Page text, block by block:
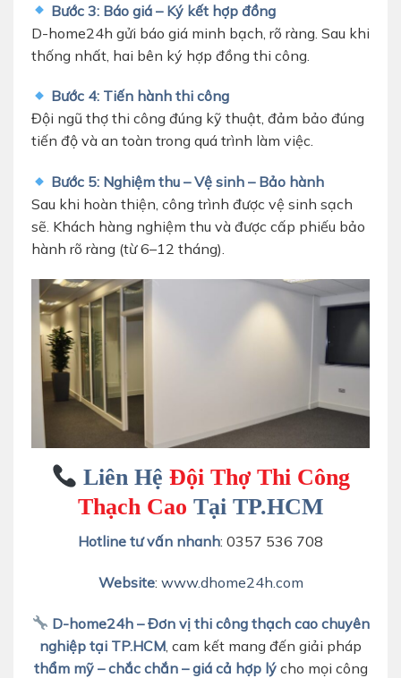
Bước 3: Báo giá – Ký kết hợp đồng
D-home24h gửi báo giá minh bạch, rõ ràng. Sau khi
thống nhất, hai bên ký hợp đồng thi công.
Bước 4: Tiến hành thi công
Đội ngũ thợ thi công đúng kỹ thuật, đảm bảo đúng
tiến độ và an toàn trong quá trình làm việc.
Bước 5: Nghiệm thu – Vệ sinh – Bảo hành
Sau khi hoàn thiện, công trình được vệ sinh sạch
sẽ. Khách hàng nghiệm thu và được cấp phiếu bảo
hành rõ ràng (từ 6–12 tháng).
Liên HệĐội Thợ Thi Công
Thạch Cao Tại TP.HCM
Hotline tư vấn nhanh: 0357 536 708
Website: www.dhome24h.com
D-home24h – Đơn vị thi công thạch cao chuyên
nghiệp tại TP.HCM , cam kết mang đến giải pháp
thẩm mỹ – chắc chắn – giá cả hợp lýcho mọi công